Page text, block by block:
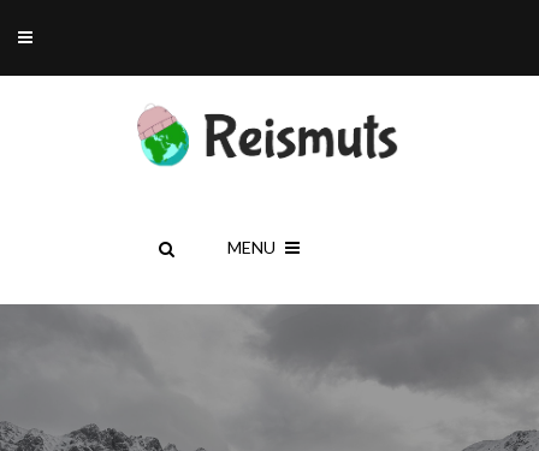
MENU